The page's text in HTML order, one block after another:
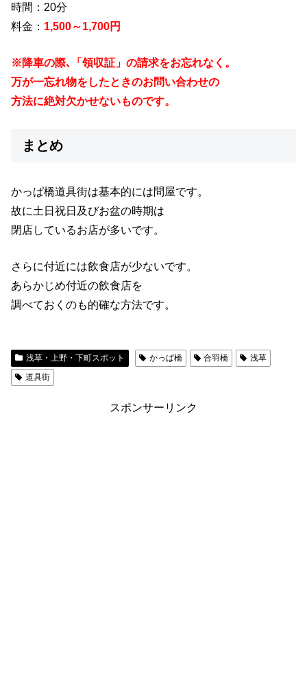
時間：20分
料金： 1,500～1,700円
※降車の際､「領収証」の請求をお忘れなく。
万が一忘れ物をしたときのお問い合わせの
方法に絶対欠かせないものです。
まとめ
かっぱ橋道具街は基本的には問屋です。
故に土日祝日及びお盆の時期は
閉店しているお店が多いです。
さらに付近には飲食店が少ないです。
あらかじめ付近の飲食店を
調べておくのも的確な方法です。
浅草・上野・下町スポット かっぱ橋 合羽橋
浅草
道具街
スポンサーリンク